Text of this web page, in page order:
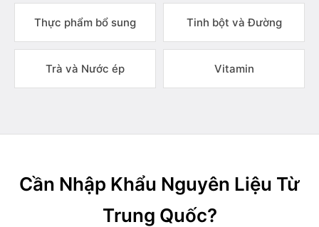
Thực phẩm bổ sung Tinh bột và Đường
Trà và Nước ép Vitamin
Cần Nhập Khẩu Nguyên Liệu Từ
Trung Quốc?